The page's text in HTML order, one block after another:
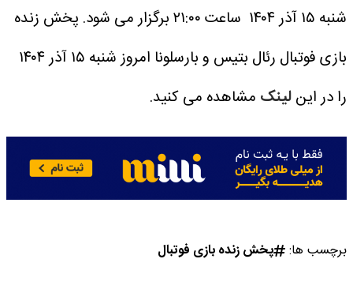
شنبه ۱۵ آذر ۱۴۰۴ ساعت ۲۱:۰۰ برگزار می شود.
پخش زنده
بازی فوتبال رئال بتیس و بارسلونا امروز شنبه ۱۵ آذر ۱۴۰۴
را در اینلینک مشاهده می کنید.
برچسب ها: پخش زنده بازی فوتبال